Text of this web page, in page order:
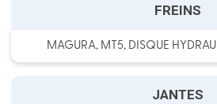
FREINS
MAGURA, MT5, DISQUE
JANTES